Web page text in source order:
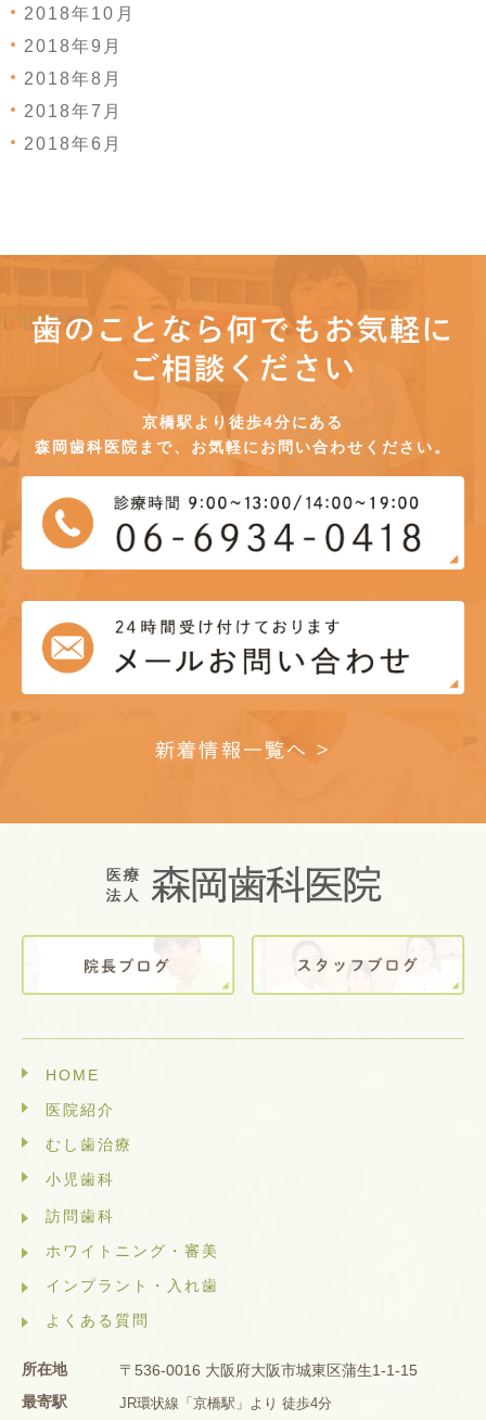
2018年10月
2018年9月
2018年8月
2018年7月
2018年6月
歯のことなら何でもお気軽に
ご相談ください
京橋駅より徒歩4分にある
森岡歯科医院まで、お気軽にお問い合わせください。
新着情報一覧へ >
HOME
医院紹介
むし歯治療
小児歯科
訪問歯科
ホワイトニング・審美
インプラント・入れ歯
よくある質問
所在地
〒536-0016 大阪府大阪市城東区蒲生1-1-15
最寄駅
JR環状線「京橋駅」より 徒歩4分